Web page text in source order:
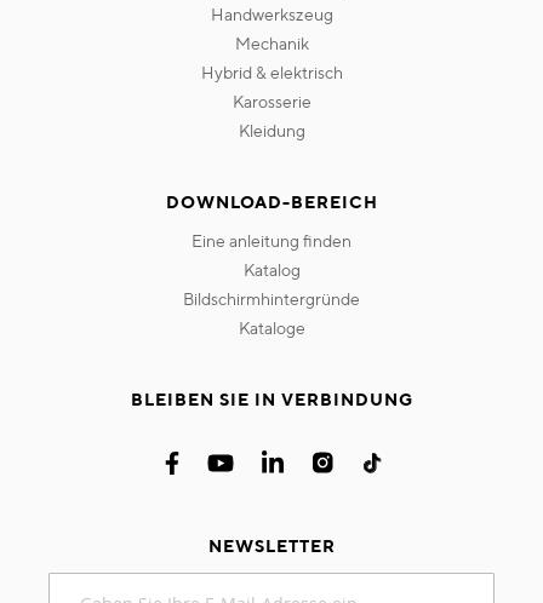
handwerkszeug
mechanik
hybrid & elektrisch
karosserie
kleidung
DOWNLOAD-BEREICH
eine anleitung finden
katalog
bildschirmhintergründe
kataloge
BLEIBEN SIE IN VERBINDUNG
NEWSLETTER